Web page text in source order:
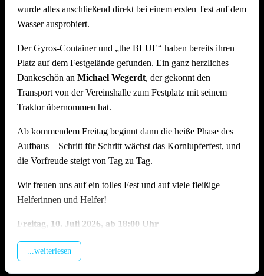
wurde alles anschließend direkt bei einem ersten Test auf dem
Wasser ausprobiert.
Der Gyros-Container und „the BLUE“ haben bereits ihren
Platz auf dem Festgelände gefunden. Ein ganz herzliches
Dankeschön an Michael Wegerdt, der gekonnt den
Transport von der Vereinshalle zum Festplatz mit seinem
Traktor übernommen hat.
Ab kommendem Freitag beginnt dann die heiße Phase des
Aufbaus – Schritt für Schritt wächst das Kornlupferfest, und
die Vorfreude steigt von Tag zu Tag.
Wir freuen uns auf ein tolles Fest und auf viele fleißige
Helferinnen und Helfer!
Freitag, 10. Juli 2026, ab 18:00 Uhr
Vereinshalle).
...weiterlesen